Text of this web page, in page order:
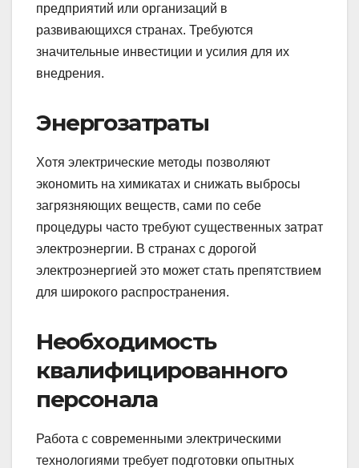
предприятий или организаций в
развивающихся странах. Требуются
значительные инвестиции и усилия для их
внедрения.
Энергозатраты
Хотя электрические методы позволяют
экономить на химикатах и снижать выбросы
загрязняющих веществ, сами по себе
процедуры часто требуют существенных затрат
электроэнергии. В странах с дорогой
электроэнергией это может стать препятствием
для широкого распространения.
Необходимость
квалифицированного
персонала
Работа с современными электрическими
технологиями требует подготовки опытных